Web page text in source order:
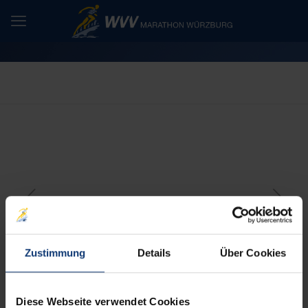
Zustimmung Details Über Cookies
Diese Webseite verwendet Cookies